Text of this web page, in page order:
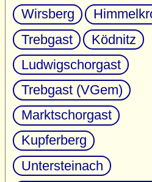
Wirsberg
Trebgast
Ködnitz
Ludwigschorgast
Trebgast (VGem)
Marktschorgast
Kupferberg
Untersteinach